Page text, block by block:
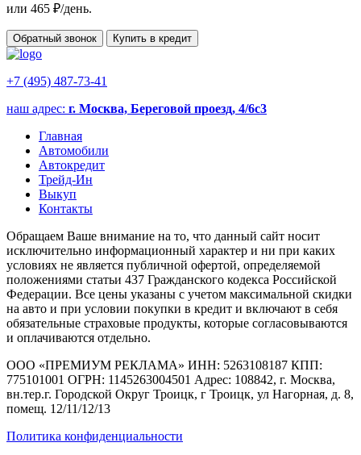
или 465 ₽/день.
Обратный звонок Купить в кредит
+7 (495) 487-73-41
наш адрес: г. Москва, Береговой проезд, 4/6с3
Главная
Автомобили
Автокредит
Трейд-Ин
Выкуп
Контакты
Обращаем Ваше внимание на то, что данный сайт носит
исключительно информационный характер и ни при каких
условиях не является публичной офертой, определяемой
положениями статьи 437 Гражданского кодекса Российской
Федерации. Все цены указаны с учетом максимальной скидки
на авто и при условии покупки в кредит и включают в себя
обязательные страховые продукты, которые согласовываются
и оплачиваются отдельно.
ООО «ПРЕМИУМ РЕКЛАМА» ИНН: 5263108187 КПП:
775101001 ОГРН: 1145263004501 Адрес: 108842, г. Москва,
вн.тер.г. Городской Округ Троицк, г Троицк, ул Нагорная, д. 8,
помещ. 12/11/12/13
Политика конфиденциальности